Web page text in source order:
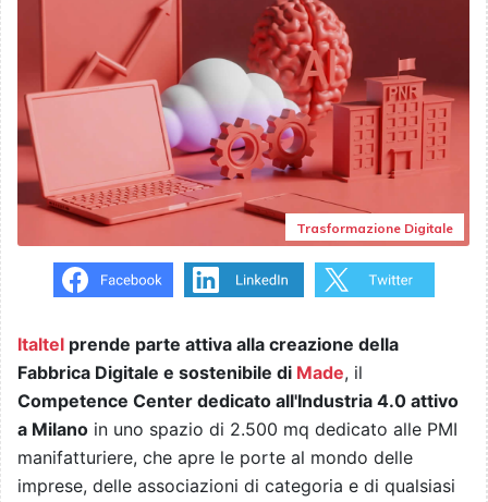
Trasformazione Digitale
Italtel prende parte attiva alla creazione della
Fabbrica Digitale e sostenibile di Made, il
Competence Center dedicato all'Industria 4.0 attivo
a Milano in uno spazio di 2.500 mq dedicato alle PMI
manifatturiere, che apre le porte al mondo delle
imprese, delle associazioni di categoria e di qualsiasi